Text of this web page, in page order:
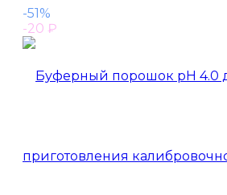
-51%
-20 ₽